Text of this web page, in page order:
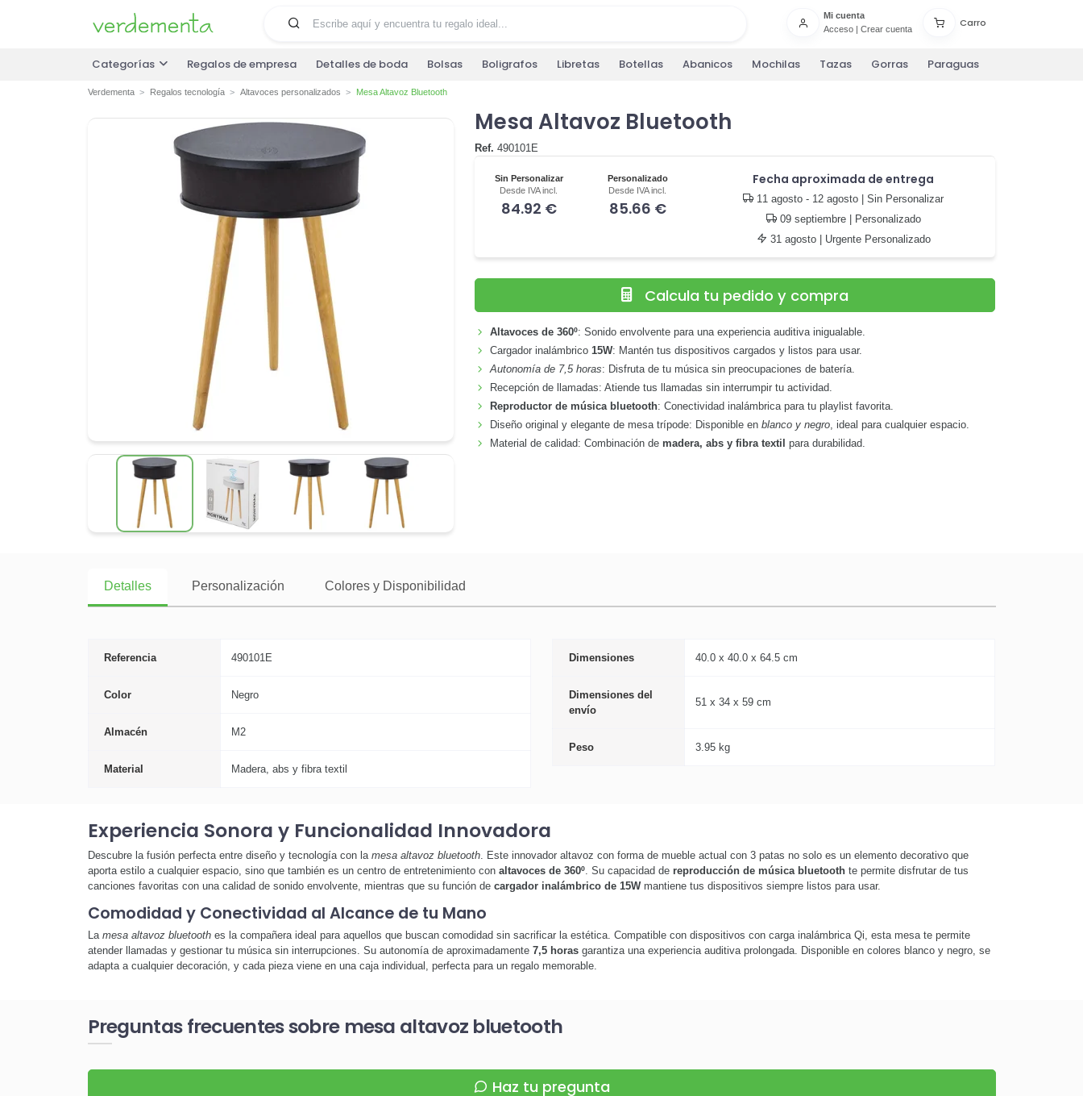
Mi cuenta
Acceso| Crear cuenta
Carro
Categorías Regalos de empresa Detalles de boda Bolsas Boligrafos Libretas Botellas Abanicos Mochilas Tazas Gorras Paraguas
Verdementa Regalos tecnología Altavoces personalizados Mesa Altavoz Bluetooth
Mesa Altavoz Bluetooth
Ref. 490101E
Sin Personalizar
Desde IVA incl.
84.92 €
Personalizado
Desde IVA incl.
85.66 €
Fecha aproximada de entrega
11 agosto - 12 agosto | Sin Personalizar
09 septiembre| Personalizado
31 agosto| Urgente Personalizado
Calcula tu pedido y compra
Altavoces de 360º: Sonido envolvente para una experiencia auditiva inigualable.
Cargador inalámbrico15W: Mantén tus dispositivos cargados y listos para usar.
Autonomía de 7,5 horas: Disfruta de tu música sin preocupaciones de batería.
Recepción de llamadas: Atiende tus llamadas sin interrumpir tu actividad.
Reproductor de música bluetooth: Conectividad inalámbrica para tu playlist favorita.
Diseño original y elegante de mesa trípode: Disponible enblanco y negro , ideal para cualquier espacio.
Material de calidad: Combinación de madera, abs y fibra textil para durabilidad.
Detalles Personalización Colores y Disponibilidad
Referencia 490101E
Color Negro
Almacén M2
Material Madera, abs y fibra textil
Dimensiones 40.0 x 40.0 x 64.5 cm
Dimensiones del
envío
51 x 34 x 59 cm
Peso 3.95 kg
Experiencia Sonora y Funcionalidad Innovadora
Descubre la fusión perfecta entre diseño y tecnología con la mesa altavoz bluetooth. Este innovador altavoz con forma de mueble actual con 3 patas no solo es un elemento decorativo que
aporta estilo a cualquier espacio, sino que también es un centro de entretenimiento con altavoces de 360º. Su capacidad de reproducción de música bluetoothte permite disfrutar de tus
canciones favoritas con una calidad de sonido envolvente, mientras que su función de cargador inalámbrico de 15Wmantiene tus dispositivos siempre listos para usar.
Comodidad y Conectividad al Alcance de tu Mano
La mesa altavoz bluetoothes la compañera ideal para aquellos que buscan comodidad sin sacrificar la estética. Compatible con dispositivos con carga inalámbrica Qi, esta mesa te permite
atender llamadas y gestionar tu música sin interrupciones. Su autonomía de aproximadamente 7,5 horasgarantiza una experiencia auditiva prolongada. Disponible en colores blanco y negro, se
adapta a cualquier decoración, y cada pieza viene en una caja individual, perfecta para un regalo memorable.
Preguntas frecuentes sobre mesa altavoz bluetooth
Haz tu pregunta